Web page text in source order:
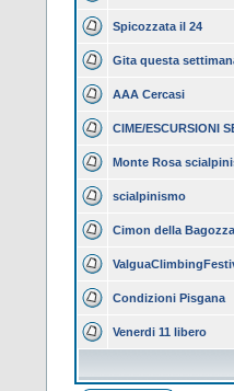
Spicozzata il 24
Gita questa
AAA Cercasi
CIME/ESCURSIONI
Monte Rosa
scialpinismo
Cimon della
Condizioni Pisgana
Venerdi 11 libero